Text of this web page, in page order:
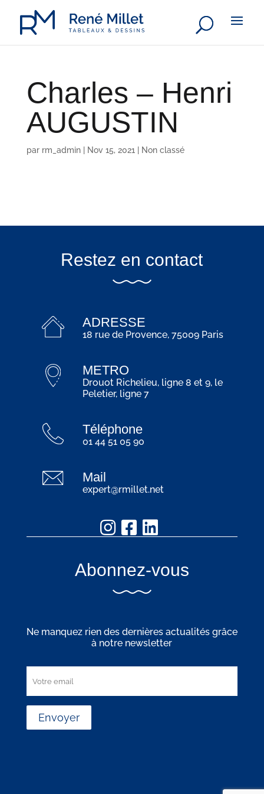
Charles – Henri
AUGUSTIN
par rm_admin| Nov 15, 2021 Non classé
Restez en contact
ADRESSE
18 rue de Provence, 75009 Paris
METRO
Drouot Richelieu, ligne 8 et 9, le
Peletier, ligne 7
Téléphone
01 44 51 05 90
Mail
expert@rmillet.net
Abonnez-vous
Ne manquez rien des dernières actualités grâce
à notre newsletter